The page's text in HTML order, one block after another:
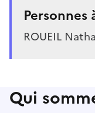
ROUEIL
Qui